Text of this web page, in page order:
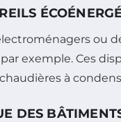
ou
par exemple. Ces
à
DES